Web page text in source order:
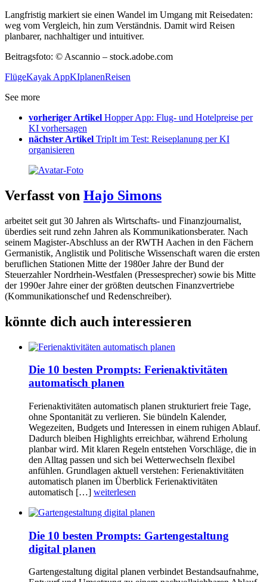
Langfristig markiert sie einen Wandel im Umgang mit Reisedaten:
weg vom Vergleich, hin zum Verständnis. Damit wird Reisen
planbarer, nachhaltiger und intuitiver.
Beitragsfoto: © Ascannio – stock.adobe.com
FlügeKayak AppKIplanenReisen
See more
vorheriger Artikel Hopper App: Flug- und Hotelpreise per
KI vorhersagen
nächster Artikel TripIt im Test: Reiseplanung per KI
organisieren
Verfasst von Hajo Simons
arbeitet seit gut 30 Jahren als Wirtschafts- und Finanzjournalist,
überdies seit rund zehn Jahren als Kommunikationsberater. Nach
seinem Magister-Abschluss an der RWTH Aachen in den Fächern
Germanistik, Anglistik und Politische Wissenschaft waren die ersten
beruflichen Stationen Mitte der 1980er Jahre der Bund der
Steuerzahler Nordrhein-Westfalen (Pressesprecher) sowie bis Mitte
der 1990er Jahre einer der größten deutschen Finanzvertriebe
(Kommunikationschef und Redenschreiber).
könnte dich auch interessieren
Die 10 besten Prompts: Ferienaktivitäten
automatisch planen
Ferienaktivitäten automatisch planen strukturiert freie Tage,
ohne Spontanität zu verlieren. Sie bündeln Kalender,
Wegezeiten, Budgets und Interessen in einem ruhigen Ablauf.
Dadurch bleiben Highlights erreichbar, während Erholung
planbar wird. Mit klaren Regeln entstehen Vorschläge, die in
den Alltag passen und sich bei Wetterwechseln flexibel
anfühlen. Grundlagen aktuell verstehen: Ferienaktivitäten
automatisch planen im Überblick Ferienaktivitäten
automatisch […] weiterlesen
Die 10 besten Prompts: Gartengestaltung
digital planen
Gartengestaltung digital planen verbindet Bestandsaufnahme,